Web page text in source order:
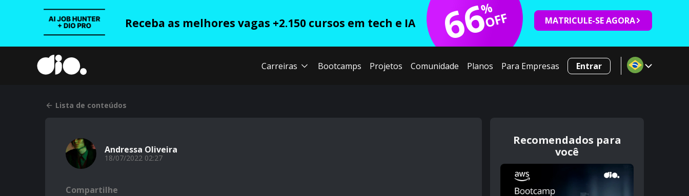
Receba as melhores vagas +2.150 cursos em tech e IA 66
%
OFF MATRICULE-SE AGORA
Carreiras Bootcamps Projetos Comunidade Planos Para Empresas Entrar
Lista de conteúdos
Andressa Oliveira
18/07/2022 02:27
Compartilhe
Recomendados para
você